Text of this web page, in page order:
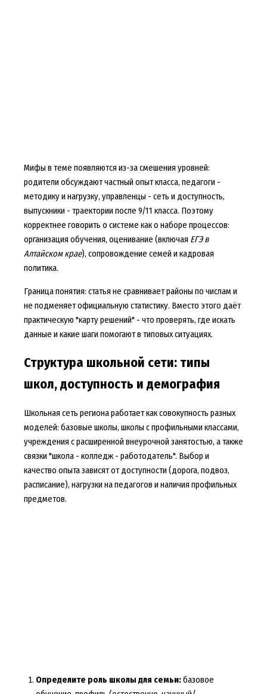
Мифы в теме появляются из-за смешения уровней:
родители обсуждают частный опыт класса, педагоги -
методику и нагрузку, управленцы - сеть и доступность,
выпускники - траектории после 9/11 класса. Поэтому
корректнее говорить о системе как о наборе процессов:
организация обучения, оценивание (включая ЕГЭ в
Алтайском крае), сопровождение семей и кадровая
политика.
Граница понятия: статья не сравнивает районы по числам и
не подменяет официальную статистику. Вместо этого даёт
практическую "карту решений" - что проверять, где искать
данные и какие шаги помогают в типовых ситуациях.
Структура школьной сети: типы
школ, доступность и демография
Школьная сеть региона работает как совокупность разных
моделей: базовые школы, школы с профильными классами,
учреждения с расширенной внеурочной занятостью, а также
связки "школа - колледж - работодатель". Выбор и
качество опыта зависят от доступности (дорога, подвоз,
расписание), нагрузки на педагогов и наличия профильных
предметов.
Определите роль школы для семьи:базовое